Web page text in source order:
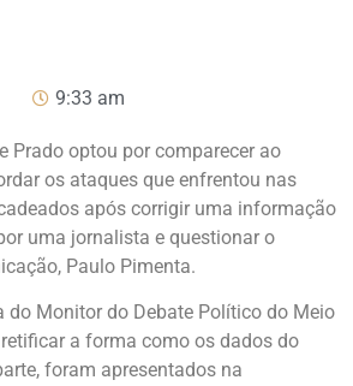
9:33 am
Prado optou por comparecer ao
os ataques que enfrentou nas
após corrigir uma informação
uma jornalista e questionar o
Paulo Pimenta.
do Monitor do Debate Político do Meio
a forma como os dados do
foram apresentados na